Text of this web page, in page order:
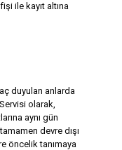
ile kayıt altına
duyulan anlarda
olarak,
aynı gün
devre dışı
öncelik tanımaya